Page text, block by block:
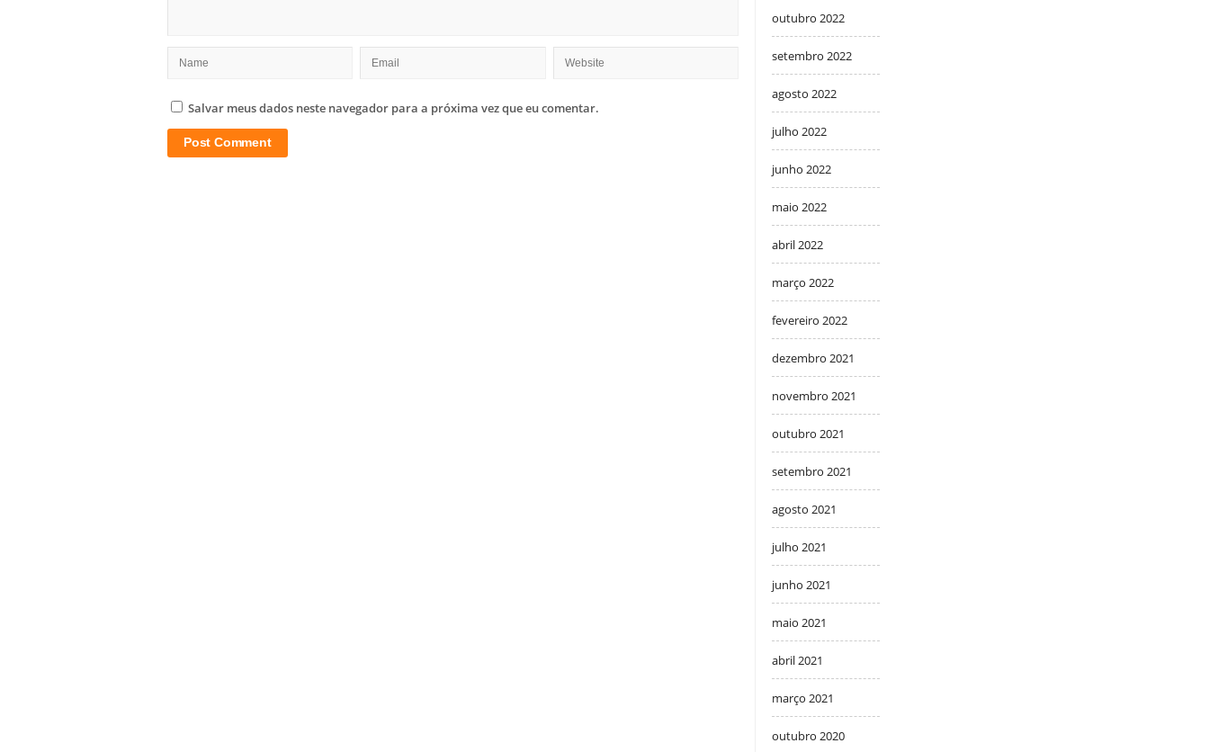
Salvar meus dados neste navegador para a próxima vez que eu comentar.
outubro 2022
setembro 2022
agosto 2022
julho 2022
junho 2022
maio 2022
abril 2022
março 2022
fevereiro 2022
dezembro 2021
novembro 2021
outubro 2021
setembro 2021
agosto 2021
julho 2021
junho 2021
maio 2021
abril 2021
março 2021
outubro 2020